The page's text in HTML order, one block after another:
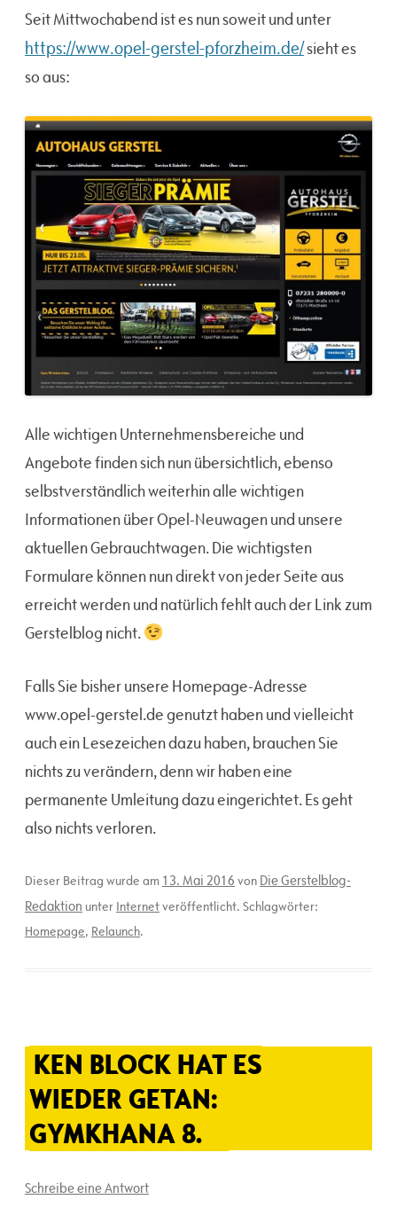
Seit Mittwochabend ist es nun soweit und unter
https://www.opel-gerstel-pforzheim.de/sieht es
so aus:
Alle wichtigen Unternehmensbereiche und
Angebote finden sich nun übersichtlich, ebenso
selbstverständlich weiterhin alle wichtigen
Informationen über Opel-Neuwagen und unsere
aktuellen Gebrauchtwagen. Die wichtigsten
Formulare können nun direkt von jeder Seite aus
erreicht werden und natürlich fehlt auch der Link zum
Gerstelblog nicht.
Falls Sie bisher unsere Homepage-Adresse
www.opel-gerstel.de genutzt haben und vielleicht
auch ein Lesezeichen dazu haben, brauchen Sie
nichts zu verändern, denn wir haben eine
permanente Umleitung dazu eingerichtet. Es geht
also nichts verloren.
Dieser Beitrag wurde am 13. Mai 2016 von Die Gerstelblog-
Redaktion unter Internetveröffentlicht. Schlagwörter:
Homepage, Relaunch.
KEN BLOCK HAT ES
WIEDER GETAN:
GYMKHANA 8.
Schreibe eine Antwort